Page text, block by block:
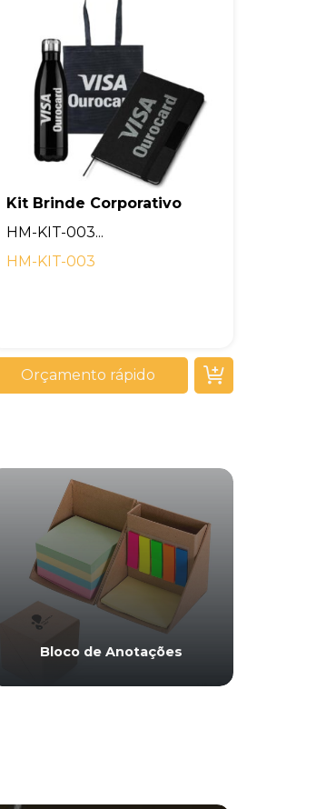
Kit Brinde Corporativo
HM-KIT-003...
HM-KIT-003
Orçamento rápido
Bloco de Anotações